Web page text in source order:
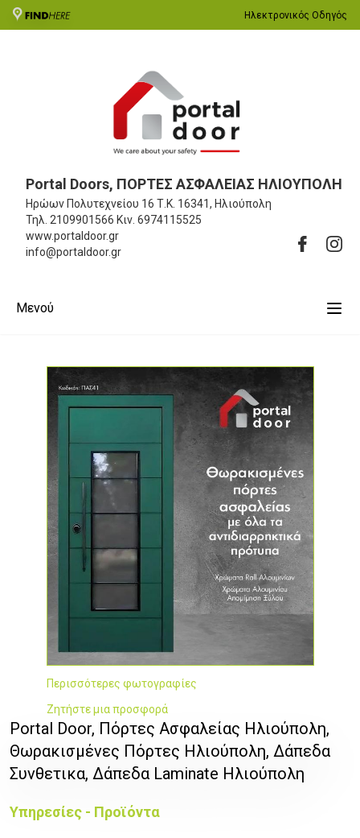
Ηλεκτρονικός Οδηγός
Portal Doors, ΠΟΡΤΕΣ ΑΣΦΑΛΕΙΑΣ ΗΛΙΟΥΠΟΛΗ
Ηρώων Πολυτεχνείου 16 Τ.Κ. 16341, Ηλιούπολη
Τηλ. 2109901566 Κιν. 6974115525
www.portaldoor.gr
info@portaldoor.gr
Μενού
Περισσότερες φωτογραφίες
Ζητήστε μια προσφορά
Portal Door, Πόρτες Ασφαλείας Ηλιούπολη,
Θωρακισμένες Πόρτες Ηλιούπολη, Δάπεδα
Συνθετικα, Δάπεδα Laminate Ηλιούπολη
Υπηρεσίες - Προϊόντα